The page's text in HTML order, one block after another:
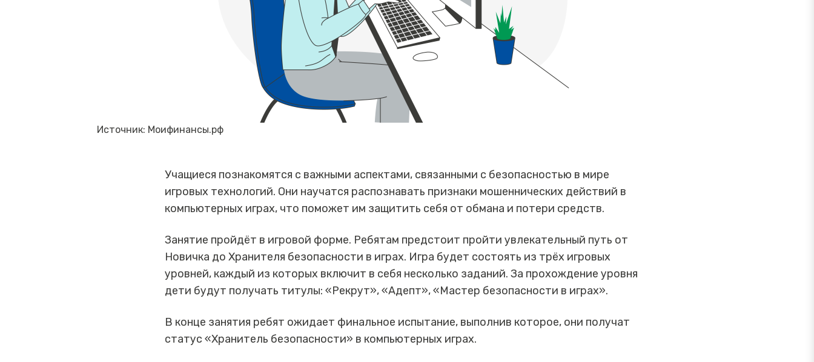
Источник: Моифинансы.рф
Учащиеся познакомятся с важными аспектами, связанными с безопасностью в мире
игровых технологий. Они научатся распознавать признаки мошеннических действий в
компьютерных играх, что поможет им защитить себя от обмана и потери средств.
Занятие пройдёт в игровой форме. Ребятам предстоит пройти увлекательный путь от
Новичка до Хранителя безопасности в играх. Игра будет состоять из трёх игровых
уровней, каждый из которых включит в себя несколько заданий. За прохождение уровня
дети будут получать титулы: «Рекрут», «Адепт», «Мастер безопасности в играх».
В конце занятия ребят ожидает финальное испытание, выполнив которое, они получат
статус «Хранитель безопасности» в компьютерных играх.